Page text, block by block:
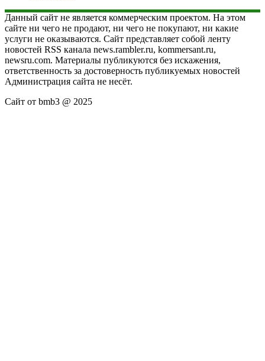
Данный сайт не является коммерческим проектом. На этом
сайте ни чего не продают, ни чего не покупают, ни какие
услуги не оказываются. Сайт представляет собой ленту
новостей RSS канала news.rambler.ru, kommersant.ru,
newsru.com. Материалы публикуются без искажения,
ответственность за достоверность публикуемых новостей
Администрация сайта не несёт.
Сайт от bmb3 @ 2025